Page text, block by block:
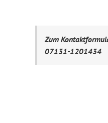
Zum
07131-1201434